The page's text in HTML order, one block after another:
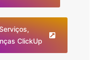
ClickUp